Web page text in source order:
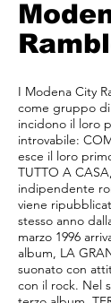
I Modena City
come gruppo di
incidono il loro
introvabile:
esce il loro
TUTTO A
indipendente
viene
stesso anno
marzo 1996
album, LA
suonato con
con il rock. Nel